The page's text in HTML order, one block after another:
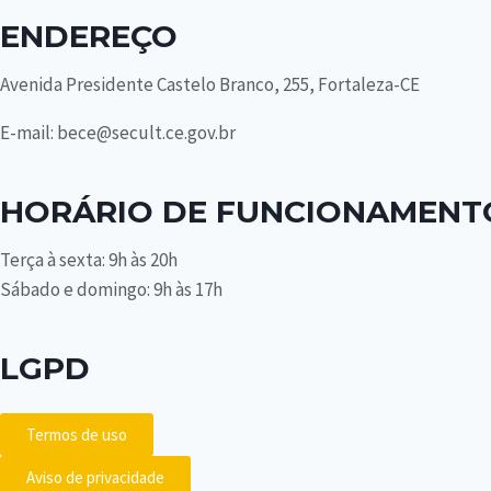
ENDEREÇO
Avenida Presidente Castelo Branco, 255, Fortaleza-CE
E-mail: bece@secult.ce.gov.br
HORÁRIO DE
Terça à sexta: 9h às 20h
Sábado e domingo: 9h às 17h
LGPD
Termos de uso
Aviso de privacidade